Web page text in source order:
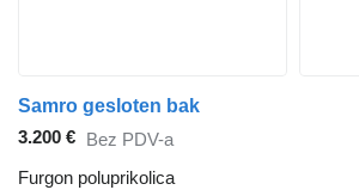
Samro gesloten bak
3.200 € Bez PDV-a
Furgon poluprikolica